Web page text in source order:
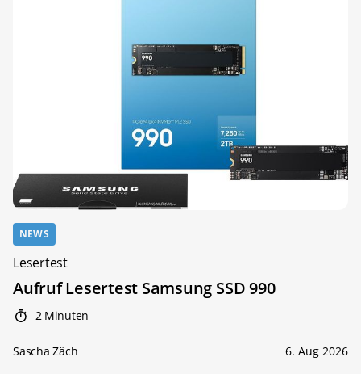
NEWS
Lesertest
Aufruf Lesertest Samsung SSD 990
2 Minuten
Sascha Zäch 6. Aug 2026